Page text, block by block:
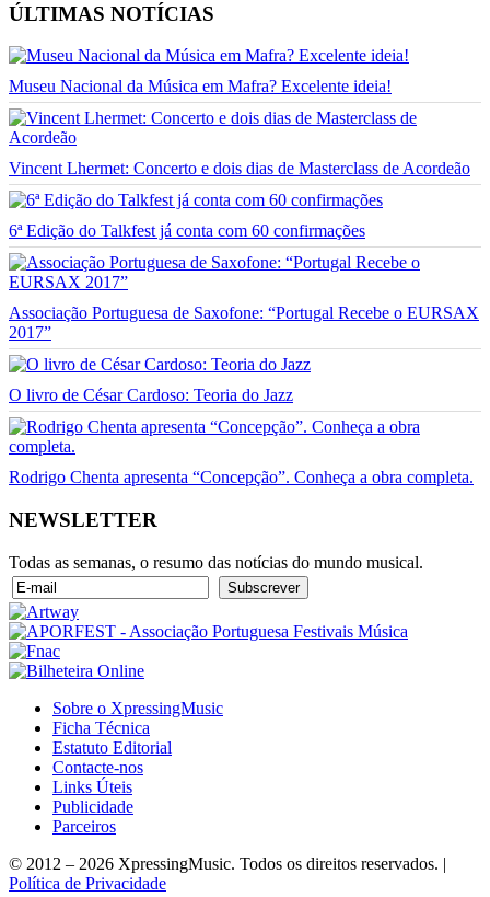
ÚLTIMAS NOTÍCIAS
Museu Nacional da Música em Mafra? Excelente ideia!
Vincent Lhermet: Concerto e dois dias de Masterclass de Acordeão
6ª Edição do Talkfest já conta com 60 confirmações
Associação Portuguesa de Saxofone: “Portugal Recebe o EURSAX
2017”
O livro de César Cardoso: Teoria do Jazz
Rodrigo Chenta apresenta “Concepção”. Conheça a obra completa.
NEWSLETTER
Todas as semanas, o resumo das notícias do mundo musical.
Sobre o XpressingMusic
Ficha Técnica
Estatuto Editorial
Contacte-nos
Links Úteis
Publicidade
Parceiros
© 2012 – 2026 XpressingMusic. Todos os direitos reservados. |
Política de Privacidade